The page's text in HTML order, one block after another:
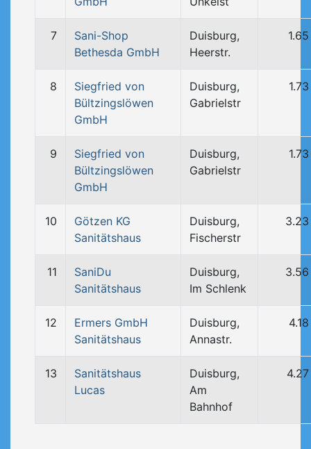
7
Sani-Shop
Bethesda GmbH
Duisburg,
Heerstr.
8
Siegfried von
Bültzingslöwen
GmbH
Duisburg,
Gabrielstr
9
Siegfried von
Bültzingslöwen
GmbH
Duisburg,
Gabrielstr
10
Götzen KG
Sanitätshaus
Duisburg,
Fischerstr
11
SaniDu
Sanitätshaus
Duisburg,
Im Schlenk
12
Ermers GmbH
Sanitätshaus
Duisburg,
Annastr.
13
Sanitätshaus
Lucas
Duisburg,
Am
Bahnhof